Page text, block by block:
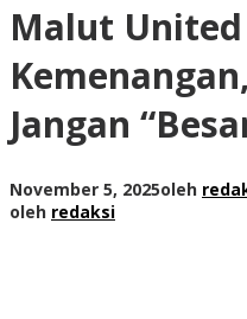
Malut United
Jangan
November 5, 2025oleh
oleh redaksi